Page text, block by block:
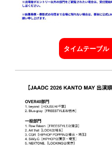
タイムテーブル